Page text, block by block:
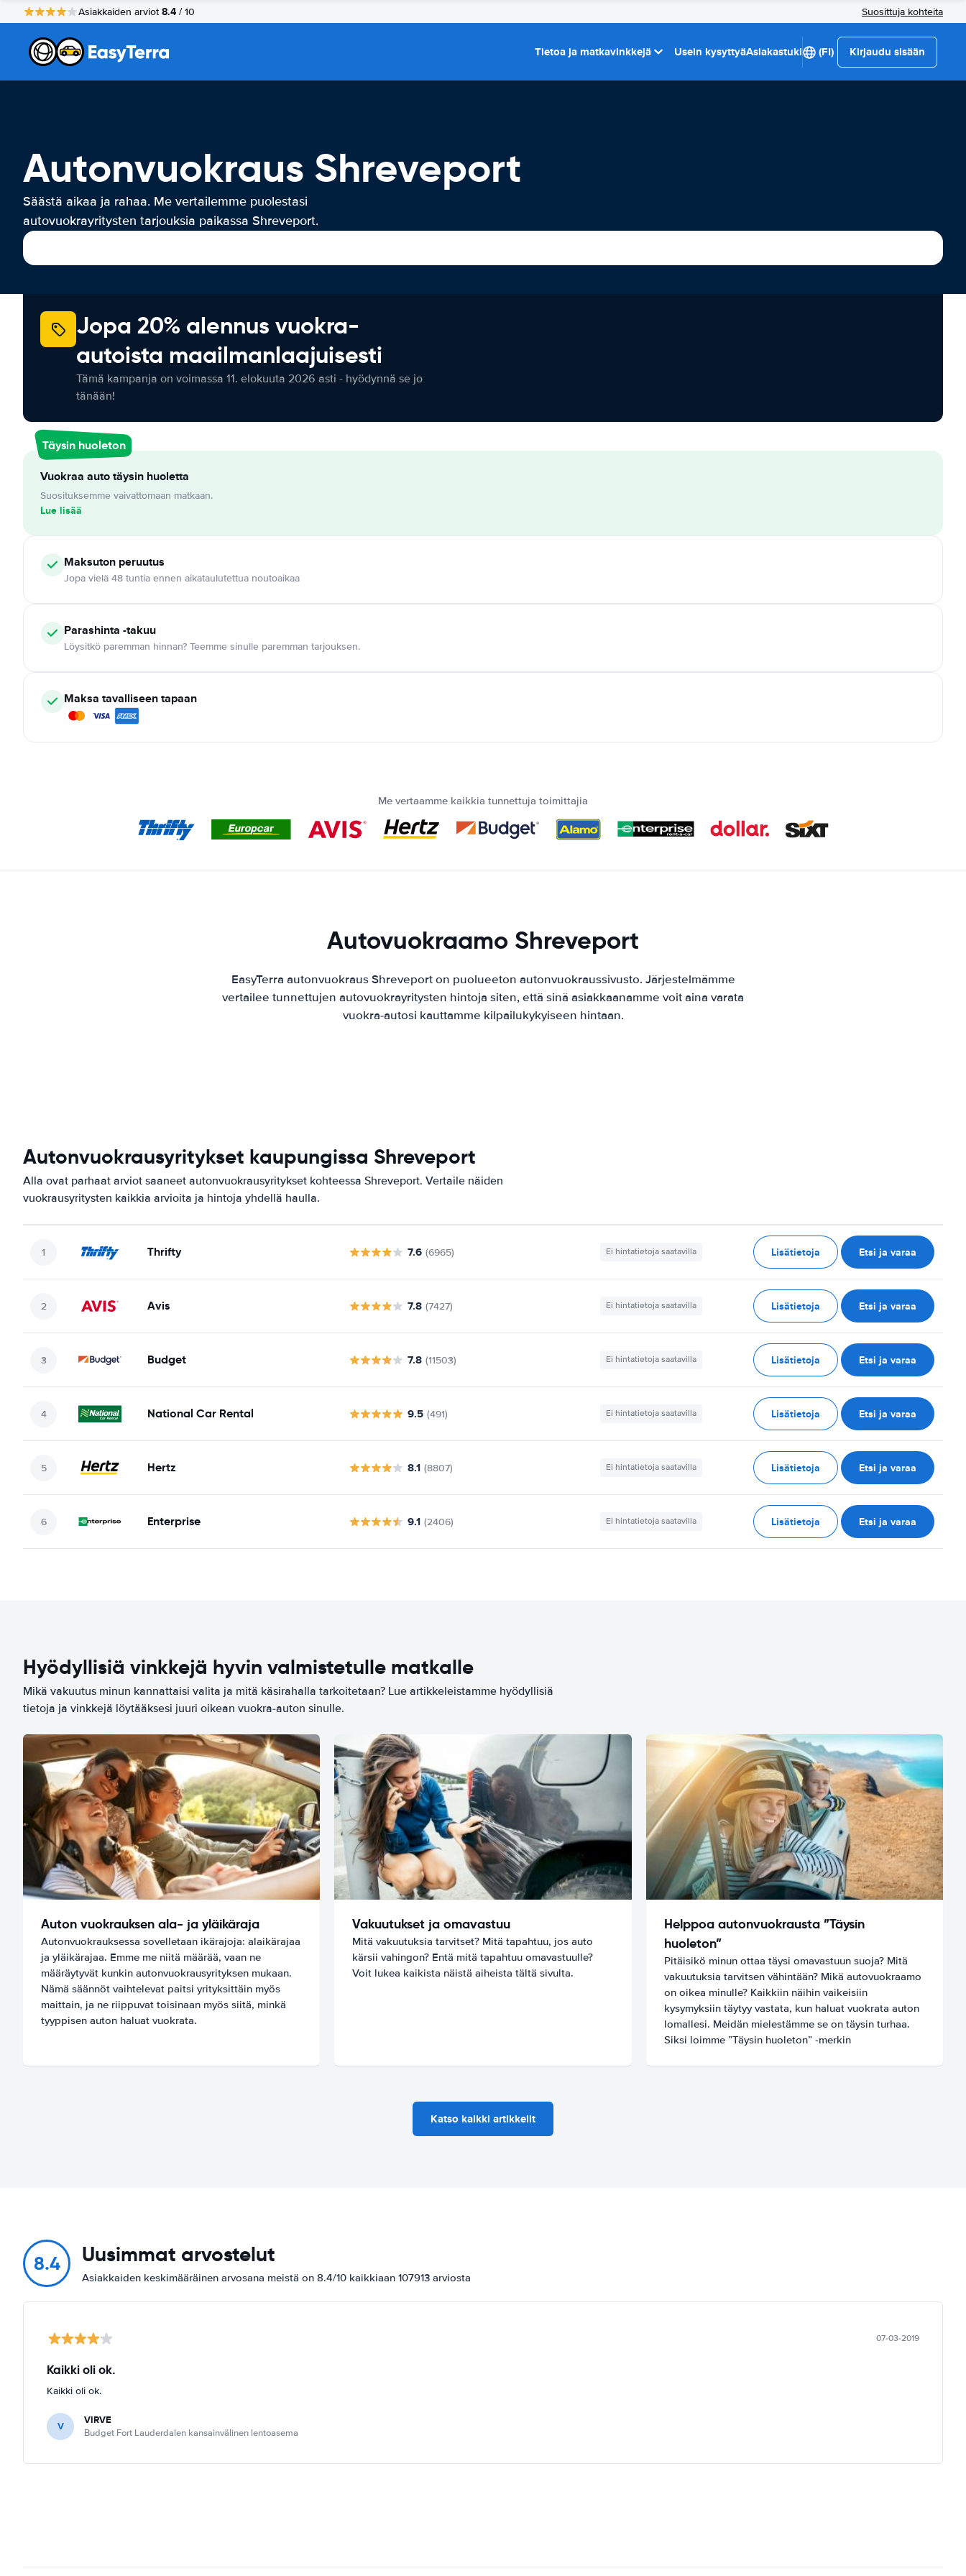
Asiakkaiden arviot 8.4 / 10 Suosittuja kohteita
Tietoa ja matkavinkkejä Usein kysyttyäAsiakastuki (FI) Kirjaudu sisään
Autonvuokraus Shreveport
Säästä aikaa ja rahaa. Me vertailemme puolestasi
autovuokrayritysten tarjouksia paikassa Shreveport.
Jopa 20% alennus vuokra-
autoista maailmanlaajuisesti
Tämä kampanja on voimassa 11. elokuuta 2026 asti - hyödynnä se jo
tänään!
Täysin huoleton
Vuokraa auto täysin huoletta
Suosituksemme vaivattomaan matkaan.
Lue lisää
Maksuton peruutus
Jopa vielä 48 tuntia ennen aikataulutettua noutoaikaa
Parashinta -takuu
Löysitkö paremman hinnan? Teemme sinulle paremman tarjouksen.
Maksa tavalliseen tapaan
Me vertaamme kaikkia tunnettuja toimittajia
Autovuokraamo Shreveport
EasyTerra autonvuokraus Shreveport on puolueeton autonvuokraussivusto. Järjestelmämme
vertailee tunnettujen autovuokrayritysten hintoja siten, että sinä asiakkaanamme voit aina varata
vuokra-autosi kauttamme kilpailukykyiseen hintaan.
Autonvuokrausyritykset kaupungissa Shreveport
Alla ovat parhaat arviot saaneet autonvuokrausyritykset kohteessa Shreveport. Vertaile näiden
vuokrausyritysten kaikkia arvioita ja hintoja yhdellä haulla.
Thrifty 7.6 (6965) Ei hintatietoja saatavilla Lisätietoja Etsi ja varaa
Avis 7.8 (7427) Ei hintatietoja saatavilla Lisätietoja Etsi ja varaa
Budget 7.8 (11503) Ei hintatietoja saatavilla Lisätietoja Etsi ja varaa
National Car Rental 9.5 (491) Ei hintatietoja saatavilla Lisätietoja Etsi ja varaa
Hertz 8.1 (8807) Ei hintatietoja saatavilla Lisätietoja Etsi ja varaa
Enterprise 9.1 (2406) Ei hintatietoja saatavilla Lisätietoja Etsi ja varaa
Hyödyllisiä vinkkejä hyvin valmistetulle matkalle
Mikä vakuutus minun kannattaisi valita ja mitä käsirahalla tarkoitetaan? Lue artikkeleistamme hyödyllisiä
tietoja ja vinkkejä löytääksesi juuri oikean vuokra-auton sinulle.
Auton vuokrauksen ala- ja yläikäraja
Autonvuokrauksessa sovelletaan ikärajoja: alaikärajaa
ja yläikärajaa. Emme me niitä määrää, vaan ne
määräytyvät kunkin autonvuokrausyrityksen mukaan.
Nämä säännöt vaihtelevat paitsi yrityksittäin myös
maittain, ja ne riippuvat toisinaan myös siitä, minkä
tyyppisen auton haluat vuokrata.
Vakuutukset ja omavastuu
Mitä vakuutuksia tarvitset? Mitä tapahtuu, jos auto
kärsii vahingon? Entä mitä tapahtuu omavastuulle?
Voit lukea kaikista näistä aiheista tältä sivulta.
Helppoa autonvuokrausta ”Täysin
huoleton”
Pitäisikö minun ottaa täysi omavastuun suoja? Mitä
vakuutuksia tarvitsen vähintään? Mikä autovuokraamo
on oikea minulle? Kaikkiin näihin vaikeisiin
kysymyksiin täytyy vastata, kun haluat vuokrata auton
lomallesi. Meidän mielestämme se on täysin turhaa.
Siksi loimme ”Täysin huoleton” -merkin
Katso kaikki artikkelit
8.4 Uusimmat arvostelut
Asiakkaiden keskimääräinen arvosana meistä on 8.4/10 kaikkiaan 107913 arviosta
07-03-2019
Kaikki oli ok.
Kaikki oli ok.
V VIRVE
Budget Fort Lauderdalen kansainvälinen lentoasema